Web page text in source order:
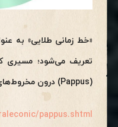
«خط زمانی طلایی» به
تعریف می‌شود؛ مسیری
(Pappus) درون مخروط‌های تبدیل آنتاریون مشخص می‌شود:
pappus.shtml